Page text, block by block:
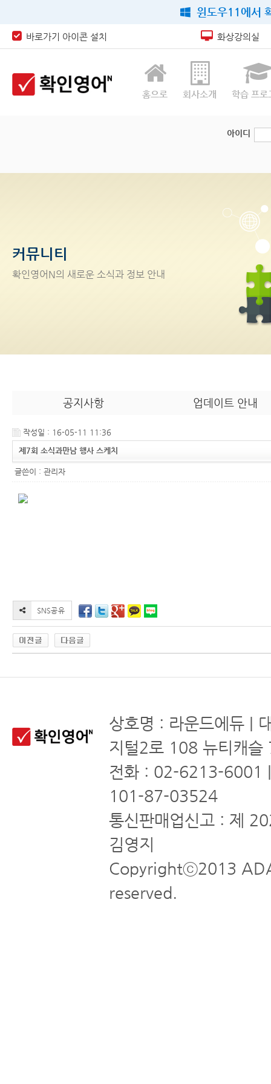
윈도우11에서
바로가기 아이콘 설치 화상강의실
홈으로 회사소개 학습 프로
아이디
커뮤니티
확인영어 N의 새로운 소식과 정보 안내
공지사항 업데이트 안내
작성일 : 16-05-11 11:36
제7회 소식과만남 행사 스케치
글쓴이 : 관리자
상호명 : 라운드에듀 |
지털2로 108 뉴티캐슬
전화 : 02-6213-6001
101-87-03524
통신판매업신고 : 제
김영지
Copyrightⓒ2013
reserved.